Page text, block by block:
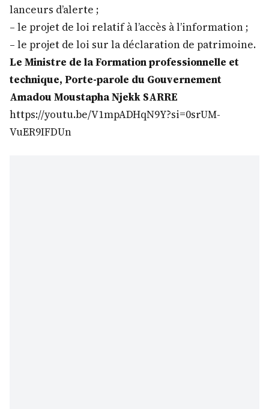
lanceurs d’alerte ;
– le projet de loi relatif à l’accès à l’information ;
– le projet de loi sur la déclaration de patrimoine.
Le Ministre de la Formation professionnelle et
technique, Porte-parole du Gouvernement
Amadou Moustapha Njekk SARRE
https://youtu.be/V1mpADHqN9Y?si=0srUM-
VuER9IFDUn